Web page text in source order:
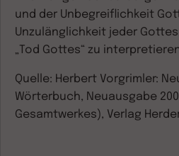
und der Unbegreiflichkeit
Unzulänglichkeit jeder
„Tod Gottes“ zu
Quelle: Herbert Vorgrimler:
Wörterbuch, Neuausgabe
Gesamtwerkes), Verlag